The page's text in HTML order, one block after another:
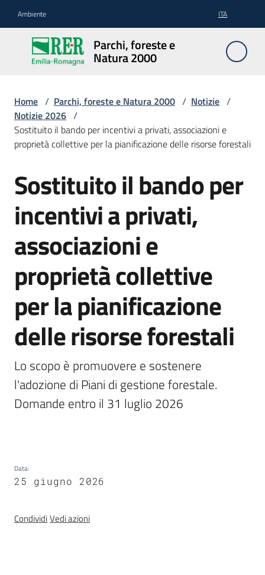
Ambiente ITA
Parchi, foreste e
Natura 2000
Parchi,
foreste
e
2000
Aree
Rete
Natura
2000
Foreste
Biodiversità
Consultazione
su
Home / Parchi, foreste e Natura 2000 / Notizie /
Notizie 2026 /
Sostituito il bando per incentivi a privati, associazioni e
proprietà collettive per la pianificazione delle risorse forestali
Salta al contenuto
Sostituito il bando per
incentivi a privati,
associazioni e
proprietà collettive
per la pianificazione
delle risorse forestali
Lo scopo è promuovere e sostenere
l'adozione di Piani di gestione forestale.
Domande entro il 31 luglio 2026
Data:
25 giugno 2026
CondividiVedi azioni